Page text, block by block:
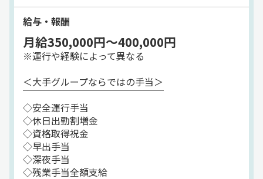
★「日帰り」「1泊2日」などなど
様々な運行を用意！理想の働き方を♪
━━━━━━━━━━━━━━━━━━
「泊りでゆっくり運転したい！」
などなど、理想の働き方を教えてください！
様々な運行を用意しているので
理想の働き方が叶いますよ◎
★フォークリフト免許が入社後に取れる！
━━━━━━━━━━━━━━━━━━
給与・報酬
月給350,000円～400,000円
※運行や経験によって異なる
＜大手グループならではの手当＞
￣￣￣￣￣￣￣￣￣￣￣￣￣￣￣
◇安全運行手当
◇休日出勤割増金
◇資格取得祝金
◇早出手当
◇深夜手当
◇残業手当全額支給